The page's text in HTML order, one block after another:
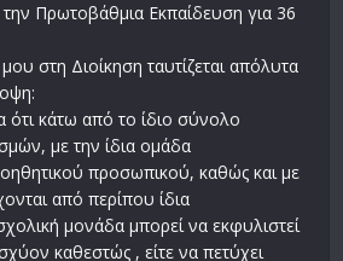
Πρωτοβάθμια Εκπαίδευση για 36
στη Διοίκηση ταυτίζεται απόλυτα
ότι κάτω από το ίδιο σύνολο
με την ίδια ομάδα
προσωπικού, καθώς και με
από περίπου ίδια
μονάδα μπορεί να εκφυλιστεί
καθεστώς , είτε να πετύχει